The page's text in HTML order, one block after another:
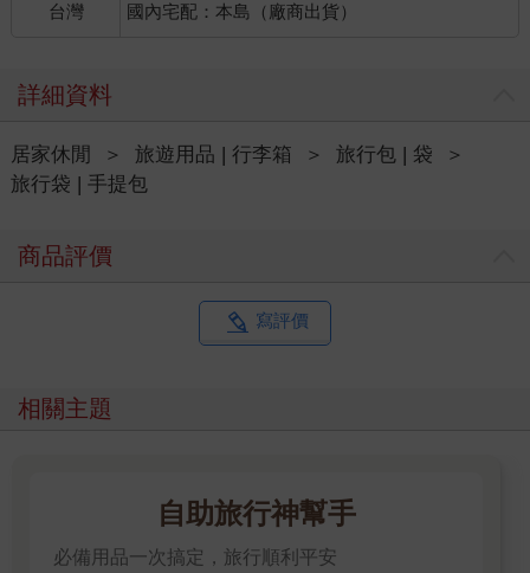
台灣 國內宅配：本島（廠商出貨）
詳細資料
居家休閒 ＞ 旅遊用品 | 行李箱 ＞ 旅行包 | 袋
＞
旅行袋 | 手提包
商品評價
寫評價
相關主題
自助旅行神幫手
必備用品一次搞定，旅行順利平安